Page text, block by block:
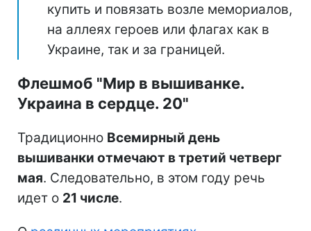
купить и повязать возле мемориалов,
на аллеях героев или флагах как в
Украине, так и за границей.
Флешмоб "Мир в вышиванке.
Украина в сердце. 20"
Традиционно Всемирный день
вышиванки отмечают в третий четверг
мая. Следовательно, в этом году речь
идет о 21 числе.